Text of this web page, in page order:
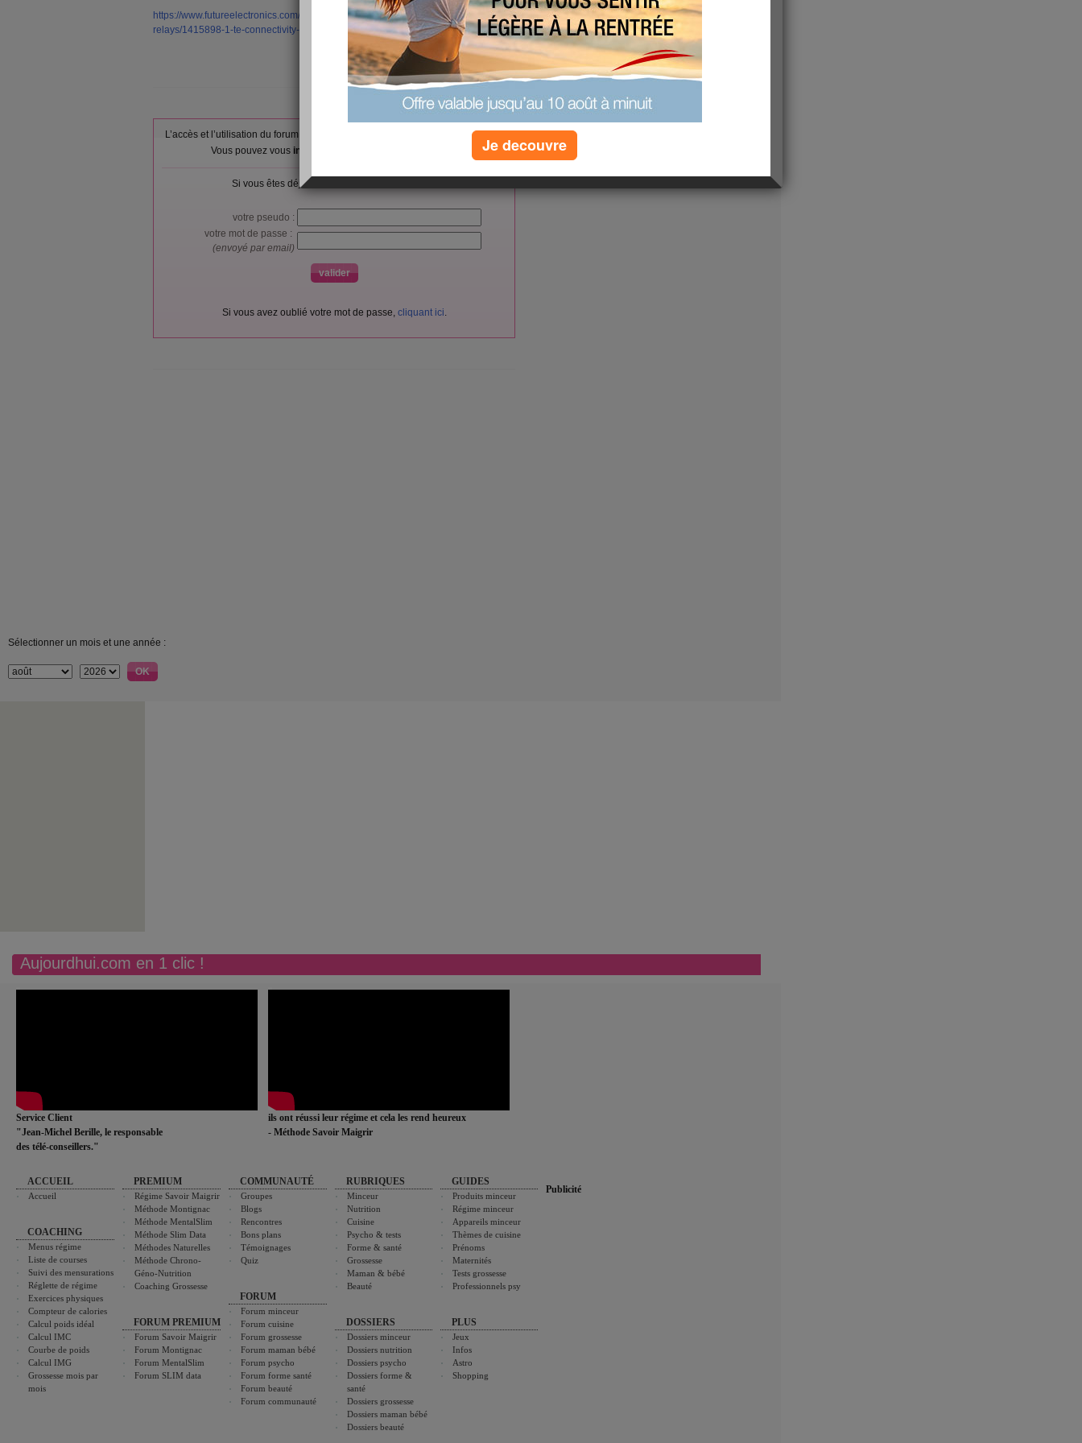
https://www.futureelectronics.com/p/electromechanical--relays--power-
relays/1415898-1-te-connectivity-4164750
(0) commentaires
L’accès et l’utilisation du forum sont réservés aux membres d'Aujourdhui.com.
Vous pouvez vous inscrire gratuitement
Si vous êtes déjà membre, connectez-vous ici :
votre pseudo :
votre mot de passe :
(envoyé par email)
Si vous avez oublié votre mot de passe, cliquant ici.
Sélectionner un mois et une année :
Aujourdhui.com en 1 clic !
Service Client
"Jean-Michel Berille, le responsable
des télé-conseillers."
ils ont réussi leur régime et cela les rend heureux
- Méthode Savoir Maigrir
ACCUEIL
Accueil
COACHING
Menus régime
Liste de courses
Suivi des mensurations
Réglette de régime
Exercices physiques
Compteur de calories
Calcul poids idéal
Calcul IMC
Courbe de poids
Calcul IMG
Grossesse mois par
mois
PREMIUM
Régime Savoir Maigrir
Méthode Montignac
Méthode MentalSlim
Méthode Slim Data
Méthodes Naturelles
Méthode Chrono-
Géno-Nutrition
Coaching Grossesse
FORUM PREMIUM
Forum Savoir Maigrir
Forum Montignac
Forum MentalSlim
Forum SLIM data
COMMUNAUTÉ
Groupes
Blogs
Rencontres
Bons plans
Témoignages
Quiz
FORUM
Forum minceur
Forum cuisine
Forum grossesse
Forum maman bébé
Forum psycho
Forum forme santé
Forum beauté
Forum communauté
RUBRIQUES
Minceur
Nutrition
Cuisine
Psycho & tests
Forme & santé
Grossesse
Maman & bébé
Beauté
DOSSIERS
Dossiers minceur
Dossiers nutrition
Dossiers psycho
Dossiers forme &
santé
Dossiers grossesse
Dossiers maman bébé
Dossiers beauté
GUIDES
Produits minceur
Régime minceur
Appareils minceur
Thèmes de cuisine
Prénoms
Maternités
Tests grossesse
Professionnels psy
PLUS
Jeux
Infos
Astro
Shopping
Publicité
Je decouvre